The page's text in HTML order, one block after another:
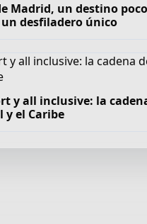
Madrid, un destino
desfiladero único
y all inclusive: la
y el Caribe